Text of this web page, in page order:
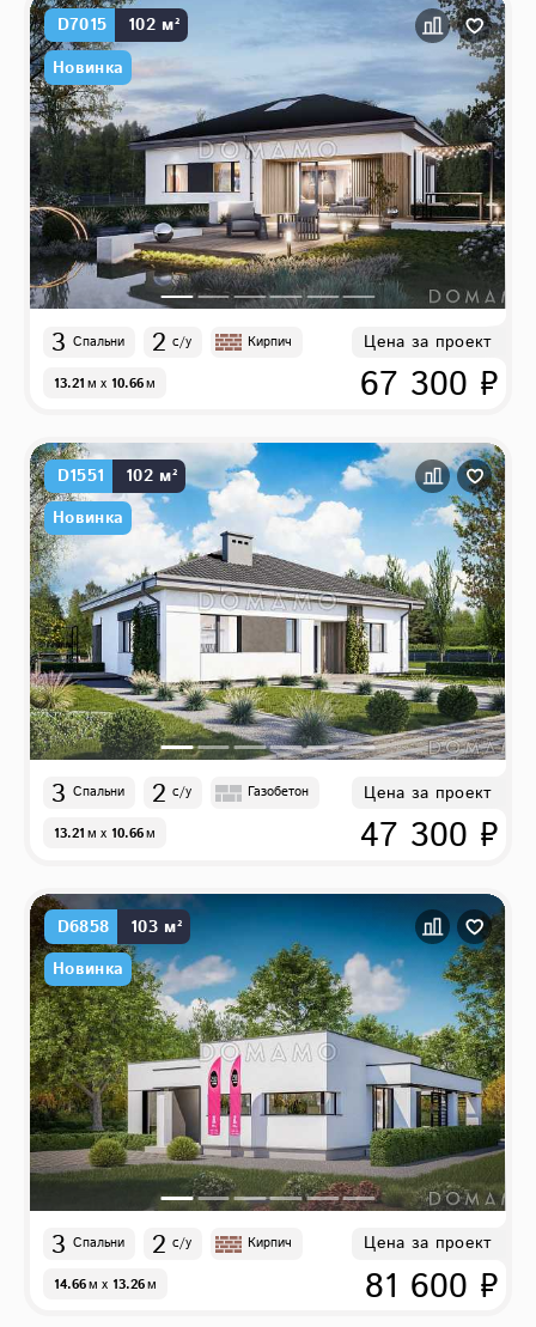
D7015
102 м²
Новинка
3 Спальни 2 с/у Кирпич
13.21м x 10.66м
Цена за проект
67 300 ₽
D1551
102 м²
Новинка
3 Спальни 2 с/у Газобетон
13.21м x 10.66м
Цена за проект
47 300 ₽
D6858
103 м²
Новинка
3 Спальни 2 с/у Кирпич
14.66м x 13.26м
Цена за проект
81 600 ₽